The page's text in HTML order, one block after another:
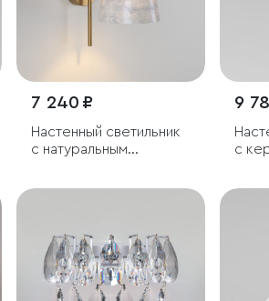
7 240 ₽
Настенный светильник
с натуральным
9
с